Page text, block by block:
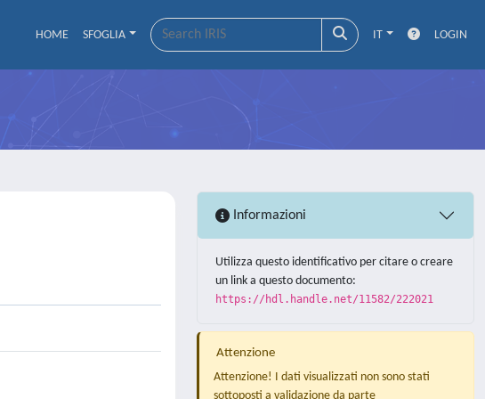
HOME SFOGLIA IT LOGIN
Informazioni
Utilizza questo identificativo per citare o creare
un link a questo documento:
https://hdl.handle.net/11582/222021
Attenzione
Attenzione! I dati visualizzati non sono stati
sottoposti a validazione da parte